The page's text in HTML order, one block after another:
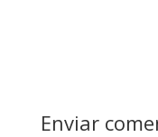
Enviar